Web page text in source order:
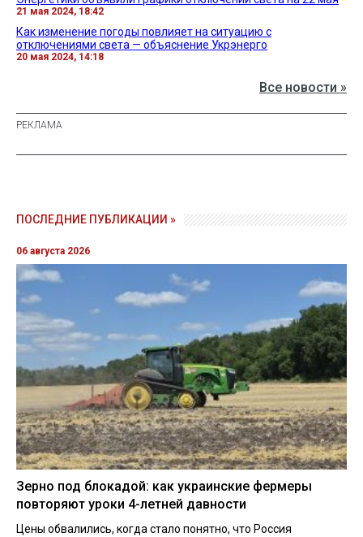
21 мая 2024, 18:42
Как изменение погоды повлияет на ситуацию с
отключениями света — объяснение Укрэнерго
20 мая 2024, 14:18
Все новости »
ПОСЛЕДНИЕ ПУБЛИКАЦИИ »
06 августа 2026
Зерно под блокадой: как украинские фермеры
повторяют уроки 4-летней давности
Цены обвалились, когда стало понятно, что Россия